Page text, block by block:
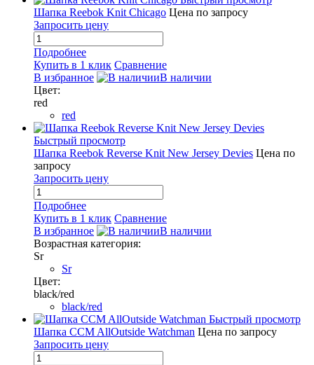
Шапка Reebok Knit Chicago Цена по запросу
Запросить цену
Подробнее
Купить в 1 клик Сравнение
В избранное
В наличии
Цвет:
red
red
Быстрый просмотр
Шапка Reebok Reverse Knit New Jersey Devies Цена по
запросу
Запросить цену
Подробнее
Купить в 1 клик Сравнение
В избранное
В наличии
Возрастная категория:
Sr
Sr
Цвет:
black/red
black/red
Быстрый просмотр
Шапка CCM AllOutside Watchman Цена по запросу
Запросить цену